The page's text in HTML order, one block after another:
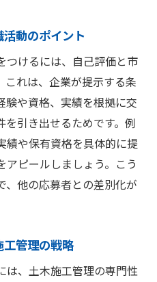
動のポイント
つけるには、自己評価と市
れは、企業が提示する条
験や資格、実績を根拠に交
引き出せるためです。例
績や保有資格を具体的に提
ピールしましょう。こう
、他の応募者との差別化が
管理の戦略
は、土木施工管理の専門性